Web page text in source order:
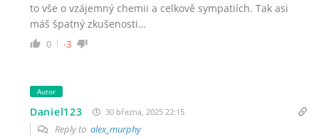
to vše o vzájemný chemii a celkově sympatiích. Tak asi
máš špatný zkušenosti…
0 -3
Autor
Daniel123 30 března, 2025 22:15
Reply to alex_murphy